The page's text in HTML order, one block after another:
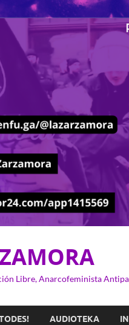
Libre, Anarcofeminista
AUDIOTEKA